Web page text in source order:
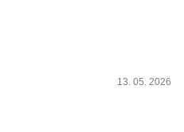
13. 05. 2026